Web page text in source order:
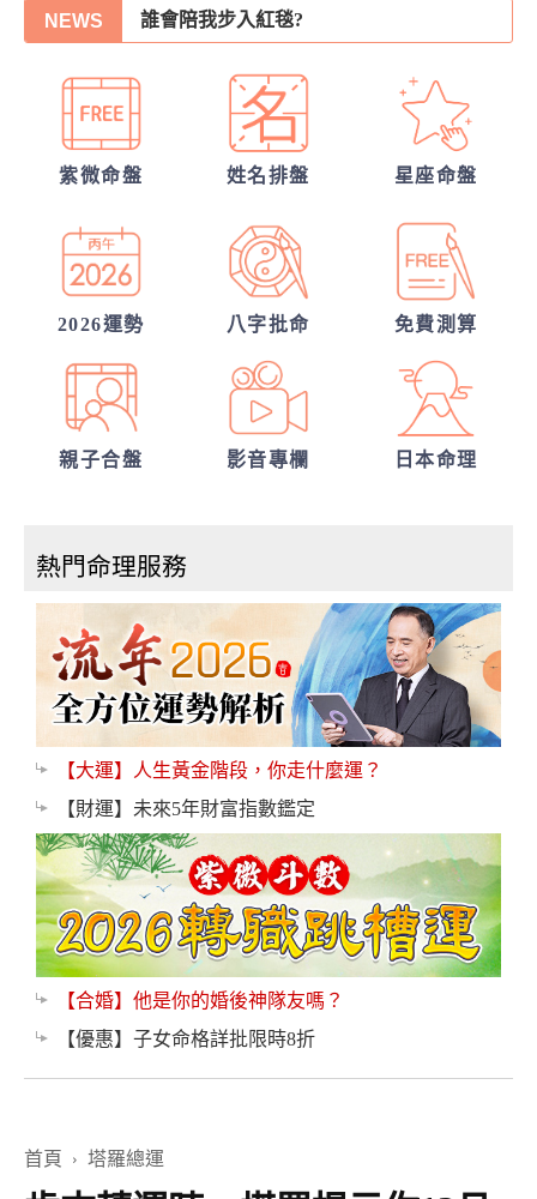
NEWS 我的人生命運20解
他會是你最終的幸福？
他的異性關係全解密
從姓名看你另一半的輪廓
紫微命盤 姓名排盤 星座命盤
2026運勢 八字批命 免費測算
親子合盤 影音專欄 日本命理
熱門命理服務
【大運】人生黃金階段，你走什麼運？
【財運】未來5年財富指數鑑定
【合婚】他是你的婚後神隊友嗎？
【優惠】子女命格詳批限時8折